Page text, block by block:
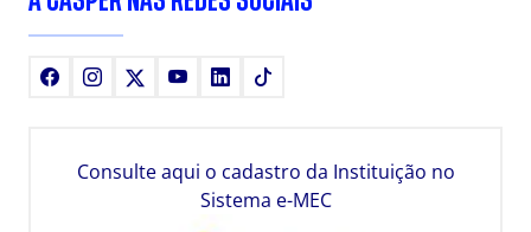
FacebookInstagram YoutubeLinkedIn
Consulte aqui o cadastro da Instituição no
Sistema e-MEC